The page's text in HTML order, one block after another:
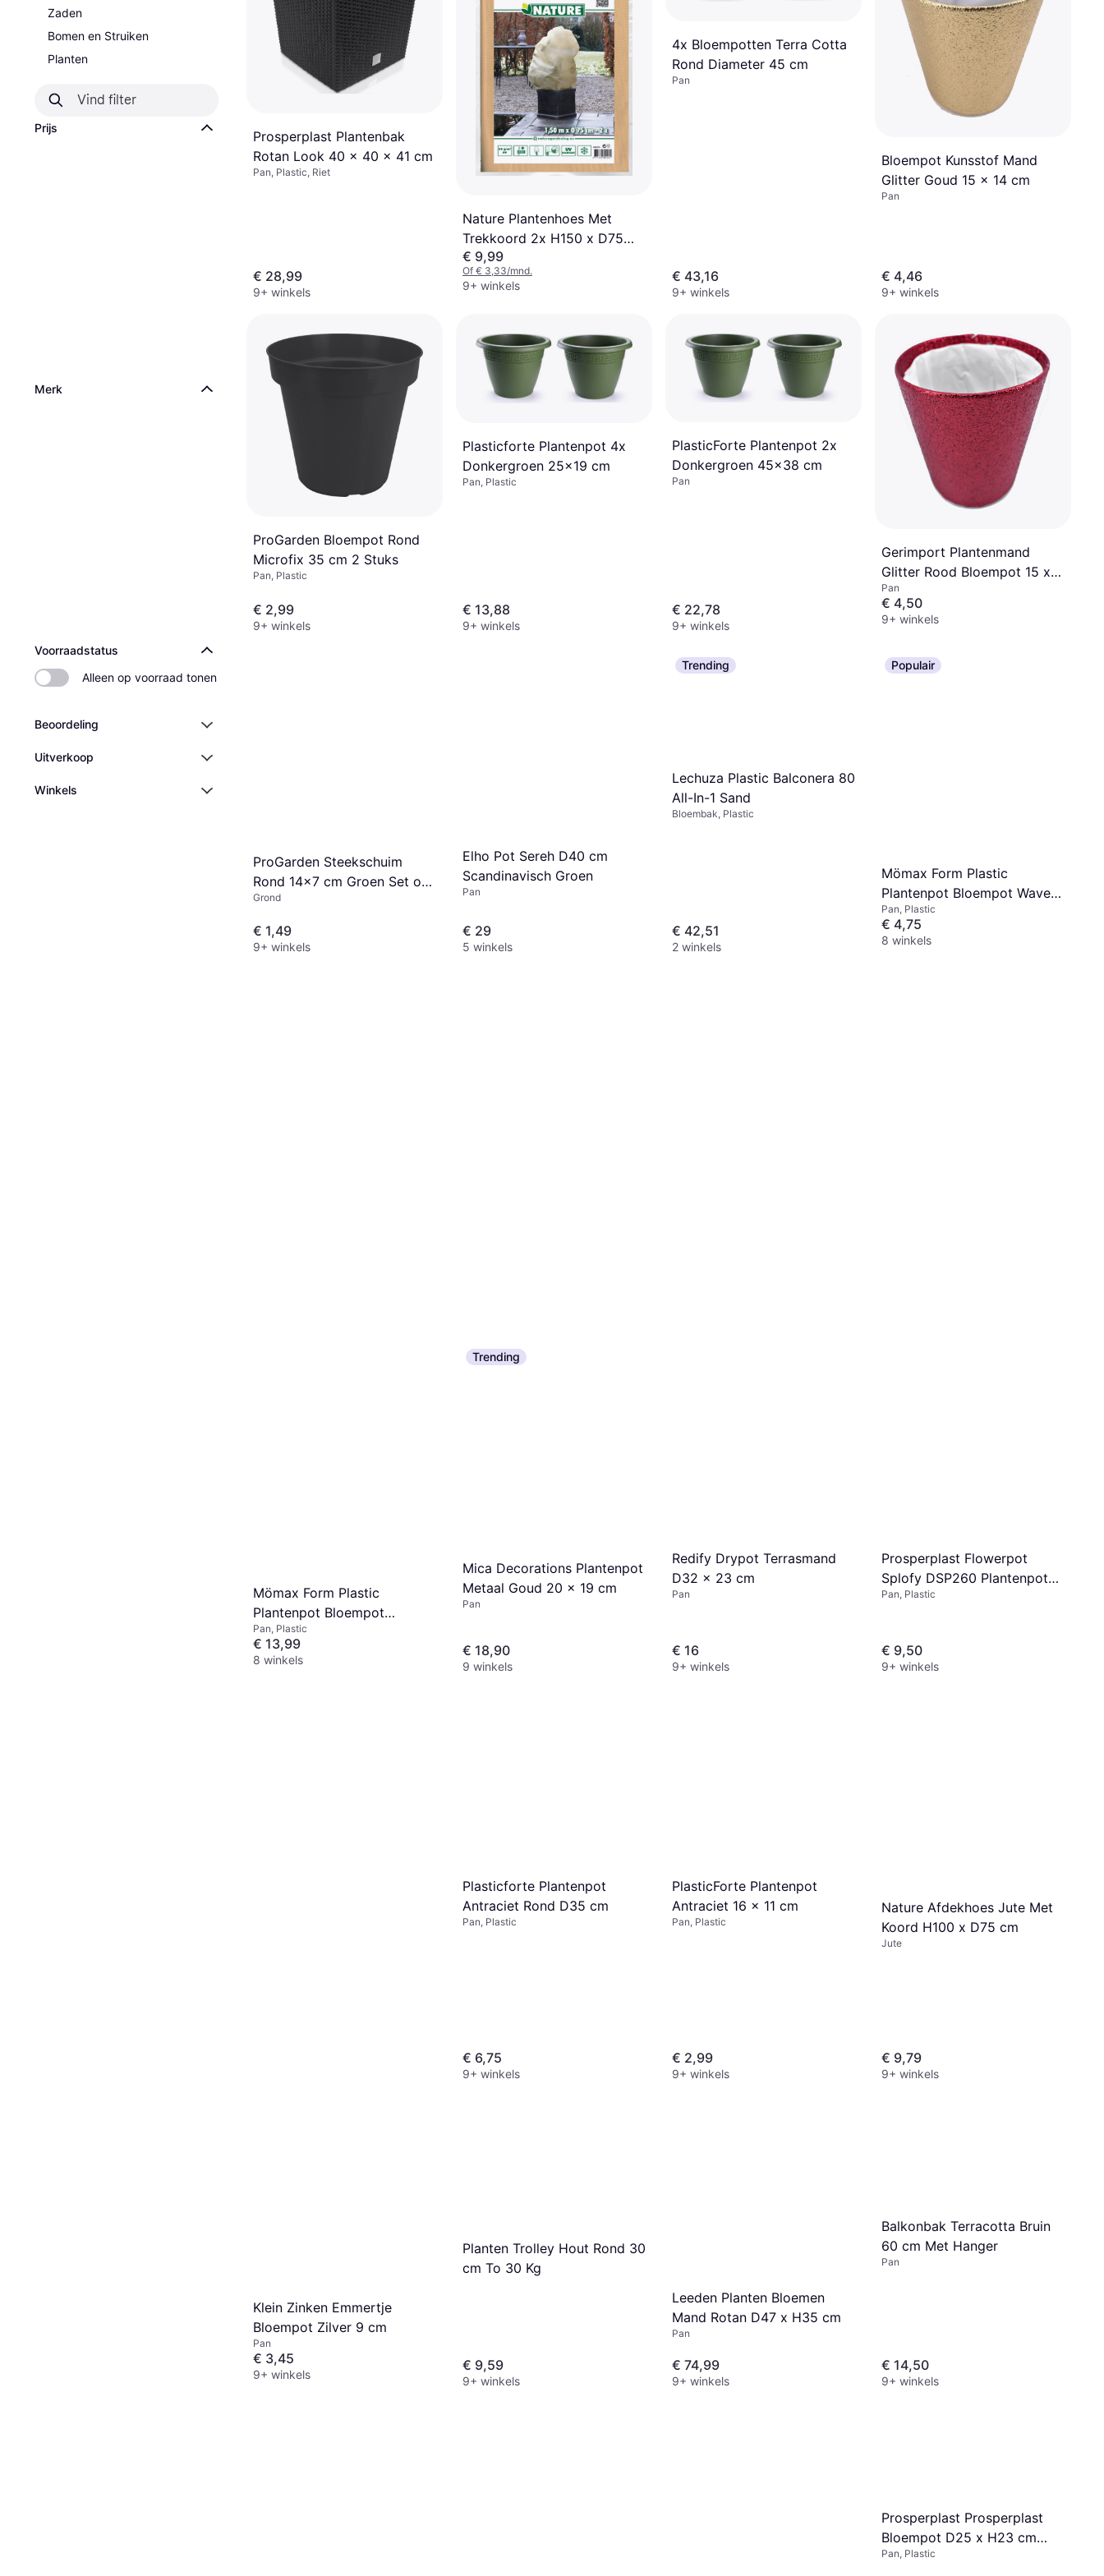
Zaden
Bomen en Struiken
Planten
Prijs
Merk
Voorraadstatus
Alleen op voorraad tonen
Beoordeling
Uitverkoop
Winkels
Prosperplast Plantenbak
Rotan Look 40 x 40 x 41 cm
Pan, Plastic, Riet
€ 28,99
9+ winkels
Nature Plantenhoes Met
Trekkoord 2x H150 x D75
cm Beige
€ 9,99
Of € 3,33/mnd.
9+ winkels
4x Bloempotten Terra Cotta
Rond Diameter 45 cm
Pan
€ 43,16
9+ winkels
Bloempot Kunsstof Mand
Glitter Goud 15 x 14 cm
Pan
€ 4,46
9+ winkels
ProGarden Bloempot Rond
Microfix 35 cm 2 Stuks
Pan, Plastic
€ 2,99
9+ winkels
Plasticforte Plantenpot 4x
Donkergroen 25x19 cm
Pan, Plastic
€ 13,88
9+ winkels
PlasticForte Plantenpot 2x
Donkergroen 45x38 cm
Pan
€ 22,78
9+ winkels
Gerimport Plantenmand
Glitter Rood Bloempot 15 x
14 cm
Pan
€ 4,50
9+ winkels
ProGarden Steekschuim
Rond 14x7 cm Groen Set of
1x
Grond
€ 1,49
9+ winkels
Elho Pot Sereh D40 cm
Scandinavisch Groen
Pan
€ 29
5 winkels
Trending
Lechuza Plastic Balconera 80
All-In-1 Sand
Bloembak, Plastic
€ 42,51
2 winkels
Populair
Mömax Form Plastic
Plantenpot Bloempot Waves
D17 x H15 cm
Pan, Plastic
€ 4,75
8 winkels
Mömax Form Plastic
Plantenpot Bloempot
Kunststof Zwart 30 x 32 cm
Pan, Plastic
€ 13,99
8 winkels
Trending
Mica Decorations Plantenpot
Metaal Goud 20 x 19 cm
Pan
€ 18,90
9 winkels
Redify Drypot Terrasmand
D32 x 23 cm
Pan
€ 16
9+ winkels
Prosperplast Flowerpot
Splofy DSP260 Plantenpot
26 x 22 cm
Pan, Plastic
€ 9,50
9+ winkels
Plasticforte Plantenpot
Antraciet Rond D35 cm
Pan, Plastic
€ 6,75
9+ winkels
PlasticForte Plantenpot
Antraciet 16 x 11 cm
Pan, Plastic
€ 2,99
9+ winkels
Nature Afdekhoes Jute Met
Koord H100 x D75 cm
Jute
€ 9,79
9+ winkels
Klein Zinken Emmertje
Bloempot Zilver 9 cm
Pan
€ 3,45
9+ winkels
Planten Trolley Hout Rond 30
cm To 30 Kg
€ 9,59
9+ winkels
Leeden Planten Bloemen
Mand Rotan D47 x H35 cm
Pan
€ 74,99
9+ winkels
Balkonbak Terracotta Bruin
60 cm Met Hanger
Pan
€ 14,50
9+ winkels
Prosperplast Prosperplast
Bloempot D25 x H23 cm
Antraciet
Pan, Plastic